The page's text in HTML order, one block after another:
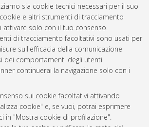
sia cookie tecnici necessari per il suo
e altri strumenti di tracciamento
attivare solo con il tuo consenso.
di tracciamento facoltativi sono usati per
sull'efficacia della comunicazione
dei comportamenti degli utenti.
continuerai la navigazione solo con i
sui cookie facoltativi attivando
cookie" e, se vuoi, potrai esprimere
in "Mostra cookie di profilazione".
Università di Bologna, Corso di
elettronica [LM-DM270], Documento ad
generata ilMon Aug 10 11:28:15 2026
CEST